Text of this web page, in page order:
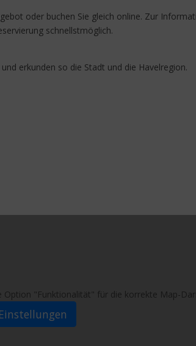
oder buchen Sie gleich online. Zur
schnellstmöglich.
erkunden so die Stadt und die Havelregion.
Option "Funktionalität" für die korrekte Map-